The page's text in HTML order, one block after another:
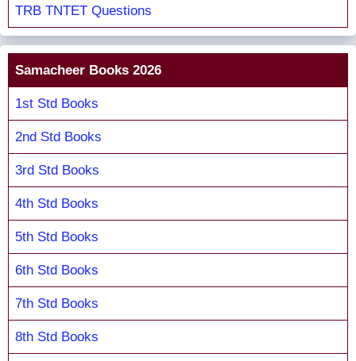
TRB TNTET Questions
Samacheer Books 2026
1st Std Books
2nd Std Books
3rd Std Books
4th Std Books
5th Std Books
6th Std Books
7th Std Books
8th Std Books